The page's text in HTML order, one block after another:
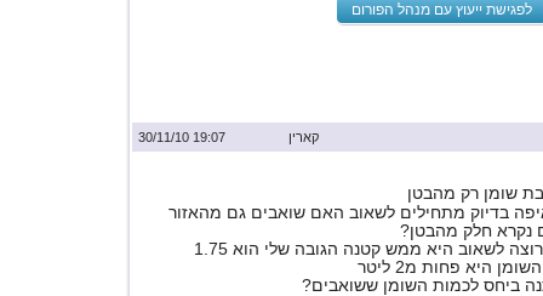
לפגישת ייעוץ עם מנהל הפורום
19:07 30/11/10 קארין
שומן רק מהבטן
בדיוק מתחילים לשאוב האם שואבים גם מהאזור
חלק מהבטן?
כמות השומן שאני רוצה לשאוב היא ממש קטנה הגובה שלי הוא 1.75
ביחס לכמות השומן ששואבים?